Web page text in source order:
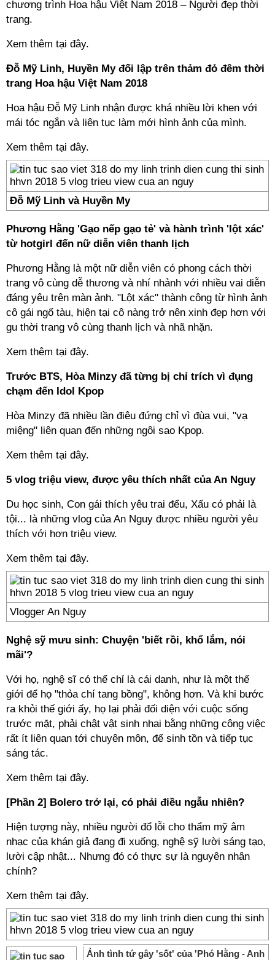
chương trình Hoa hậu Việt Nam 2018 – Người đẹp thời
trang.
Xem thêm tại đây.
Đỗ Mỹ Linh, Huyền My đối lập trên thảm đỏ đêm thời
trang Hoa hậu Việt Nam 2018
Hoa hậu Đỗ Mỹ Linh nhận được khá nhiều lời khen với
mái tóc ngắn và liên tục làm mới hình ảnh của mình.
Xem thêm tại đây.
Đỗ Mỹ Linh và Huyền My
Phương Hằng 'Gạo nếp gạo tẻ' và hành trình 'lột xác'
từ hotgirl đến nữ diễn viên thanh lịch
Phương Hằng là một nữ diễn viên có phong cách thời
trang vô cùng dễ thương và nhí nhảnh với nhiều vai diễn
đáng yêu trên màn ảnh. "Lột xác" thành công từ hình ảnh
cô gái ngố tàu, hiện tại cô nàng trở nên xinh đẹp hơn với
gu thời trang vô cùng thanh lịch và nhã nhặn.
Xem thêm tại đây.
Trước BTS, Hòa Minzy đã từng bị chỉ trích vì đụng
chạm đến Idol Kpop
Hòa Minzy đã nhiều lần điêu đứng chỉ vì đùa vui, "vạ
miệng" liên quan đến những ngôi sao Kpop.
Xem thêm tại đây.
5 vlog triệu view, được yêu thích nhất của An Nguy
Du học sinh, Con gái thích yêu trai đểu, Xấu có phải là
tội... là những vlog của An Nguy được nhiều người yêu
thích với hơn triệu view.
Xem thêm tại đây.
Vlogger An Nguy
Nghệ sỹ mưu sinh: Chuyện 'biết rồi, khổ lắm, nói
mãi'?
Với họ, nghệ sĩ có thể chỉ là cái danh, như là một thế
giới để họ "thỏa chí tang bồng", không hơn. Và khi bước
ra khỏi thế giới ấy, họ lại phải đối diện với cuộc sống
trước mặt, phải chật vật sinh nhai bằng những công việc
rất ít liên quan tới chuyên môn, để sinh tồn và tiếp tục
sáng tác.
Xem thêm tại đây.
[Phần 2] Bolero trở lại, có phải điều ngẫu nhiên?
Hiện tượng này, nhiều người đổ lỗi cho thẩm mỹ âm
nhạc của khán giả đang đi xuống, nghệ sỹ lười sáng tạo,
lười cập nhật... Nhưng đó có thực sự là nguyên nhân
chính?
Xem thêm tại đây.
Ảnh tình tứ gây 'sốt' của 'Phó Hằng - Anh